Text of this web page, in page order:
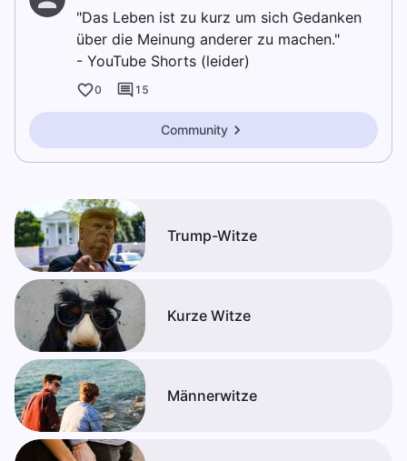
"Das Leben ist zu kurz um sich Gedanken
über die Meinung anderer zu machen."
- YouTube Shorts (leider)
0 15
Community
Trump-Witze
Kurze Witze
Männerwitze